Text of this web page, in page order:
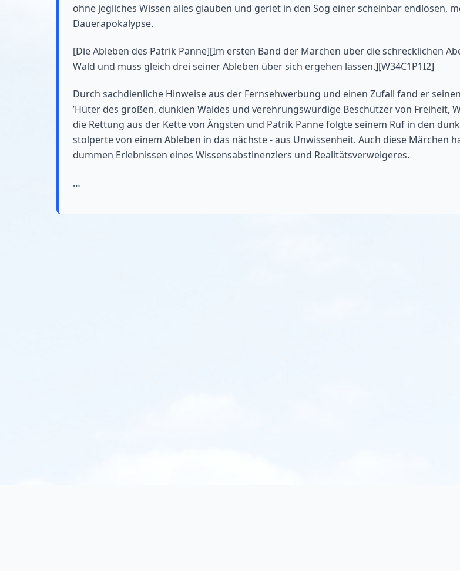
ohne jegliches Wissen alles glauben und geriet in den Sog einer scheinbar endlosen,
Dauerapokalypse.
[Die Ableben des Patrik Panne][Im ersten Band der Märchen über die schrecklichen
Wald und muss gleich drei seiner Ableben über sich ergehen lassen.][W34C1P1I2]
Durch sachdienliche Hinweise aus der Fernsehwerbung und einen Zufall fand er
’Hüter des großen, dunklen Waldes und verehrungswürdige Beschützer von Freiheit,
die Rettung aus der Kette von Ängsten und Patrik Panne folgte seinem Ruf in den
stolperte von einem Ableben in das nächste - aus Unwissenheit. Auch diese Märchen
dummen Erlebnissen eines Wissensabstinenzlers und Realitätsverweigeres.
…